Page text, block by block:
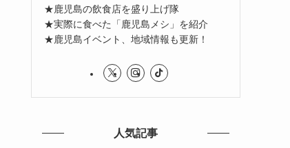
★鹿児島の飲食店を盛り上げ隊
★実際に食べた「鹿児島メシ」を紹介
★鹿児島イベント、地域情報も更新！
人気記事